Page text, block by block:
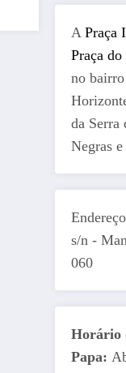
APraça
Praça do
no
da Serra
Negras
s/n -
060
Horário
Papa: